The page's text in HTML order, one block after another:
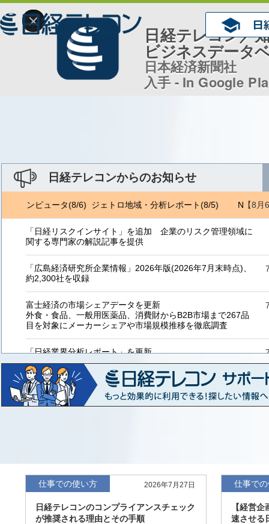
×
日経テレコン／
ビジネスデータ
日本経済新聞社
入手 - In Google
日経テレコンからのお知らせ
【8月
コンピュータ(8/6) ジェトロ地域・分析レポート(8/5) NRI 金
「日経リスクインサイト」を追加 企業のリスク管理領域に
関する専門家の解説記事を提供
「広島経済研究所企業情報」2026年版(2026年7月末時点)、
約2,300社を収録
富士経済の市場シェアデータを更新
外食・食品、一般用医薬品、消費財からB2B市場まで267品
目を対象にメーカーシェアや市場規模推移を徹底調査
「日経業界分析レポート」を更新
「工業用プラスチック製品」「システムインテグレーター」
など20業界の内容を刷新
「東洋経済海外進出企業情報」の2026年版、約3万6千社を
収録
「日経POS情報マーケットレポート」の最新版、10～3月実
績の市場動向を速報
度の予想を実施
仕事での使い方 2026年7月27日
日経テレコンのコンプライアンスチェック
が推奨される理由とその手順
仕事で
【経営
速させる